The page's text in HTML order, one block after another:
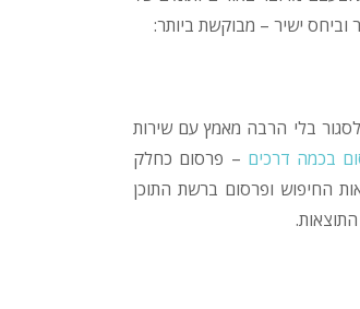
וביחס ישיר – מבוקשת ביותר:
בלי הרבה מאמץ עם שירות
בכמה דרכים – פרסום כחלק
החיפוש ופרסום ברשת התוכן